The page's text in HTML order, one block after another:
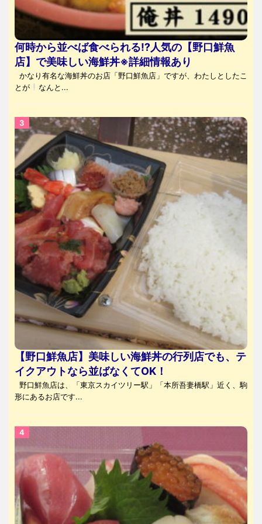
何時から並べば食べられる⁉人気の【野口鮮魚
店】で美味しい海鮮丼※詳細情報あり
かなり有名な海鮮丼のお店「野口鮮魚店」ですが、わたしとしたこ
とが
なんと...
【野口鮮魚店】美味しい海鮮丼の行列店でも、テ
イクアウトなら並ばなくてOK！
野口鮮魚店は、「東京スカイツリー駅」「本所吾妻橋駅」近く、駒
形にあるお店です...